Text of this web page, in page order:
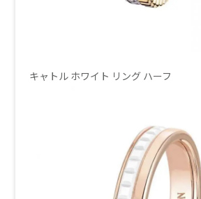
キャトル ホワイト リング ハーフ